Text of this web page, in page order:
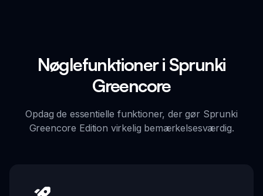
Nøglefunktioner i Sprunki
Greencore
Opdag de essentielle funktioner, der gør Sprunki
Greencore Edition virkelig bemærkelsesværdig.